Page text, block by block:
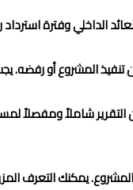
الداخلي وفترة
تنفيذ المشروع أو رفضه.
التقرير شاملاً ومفصلاً
يمكنك التعرف